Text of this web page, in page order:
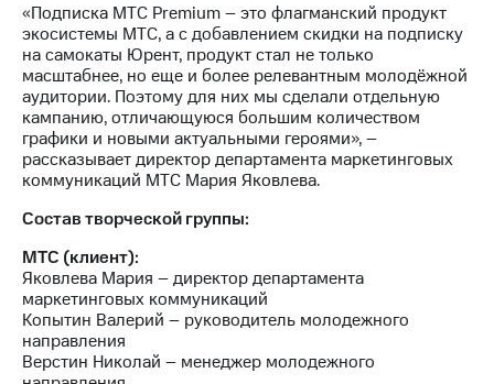
"МТС"
Собрания
акционеров
Личный
кабинет
акционера
Акционерный
капитал
Контроль
аудит
Рынок
акций
Описание
Программа
приобретения
Порядок
«Подписка МТС Premium – это флагманский продукт
экосистемы МТС, а с добавлением скидки на подписку
на самокаты Юрент, продукт стал не только
масштабнее, но еще и более релевантным молодёжной
аудитории. Поэтому для них мы сделали отдельную
кампанию, отличающуюся большим количеством
графики и новыми актуальными героями», –
рассказывает директор департамента маркетинговых
коммуникаций МТС Мария Яковлева.
Состав творческой группы:
МТС (клиент):
Яковлева Мария – директор департамента
маркетинговых коммуникаций
Копытин Валерий – руководитель молодежного
направления
Верстин Николай – менеджер молодежного